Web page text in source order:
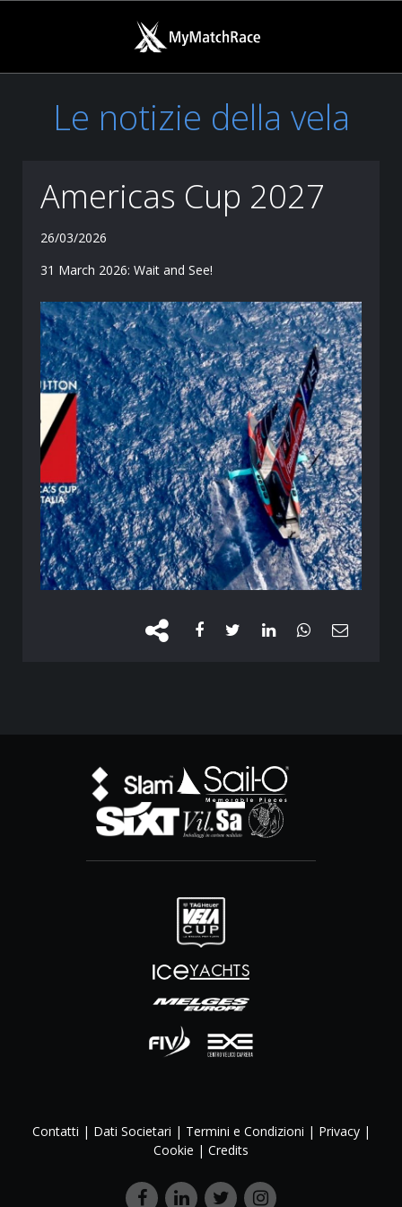
Le notizie della vela
Americas Cup 2027
26/03/2026
31 March 2026: Wait and See!
Contatti | Dati Societari | Termini e Condizioni | Privacy|
Cookie | Credits